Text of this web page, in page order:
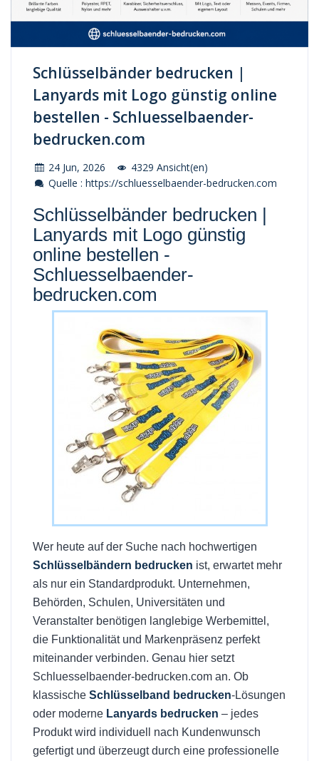
Schlüsselbänder bedrucken |
Lanyards mit Logo günstig online
bestellen - Schluesselbaender-
bedrucken.com
24 Jun, 2026
4329 Ansicht(en)
Quelle : https://schluesselbaender-bedrucken.com
Schlüsselbänder bedrucken |
Lanyards mit Logo günstig
online bestellen -
Schluesselbaender-
bedrucken.com
Wer heute auf der Suche nach hochwertigen
Schlüsselbändern bedrucken ist, erwartet mehr
als nur ein Standardprodukt. Unternehmen,
Behörden, Schulen, Universitäten und
Veranstalter benötigen langlebige Werbemittel,
die Funktionalität und Markenpräsenz perfekt
miteinander verbinden. Genau hier setzt
Schluesselbaender-bedrucken.com an. Ob
klassische Schlüsselband bedrucken-Lösungen
oder moderne Lanyards bedrucken – jedes
Produkt wird individuell nach Kundenwunsch
gefertigt und überzeugt durch eine professionelle